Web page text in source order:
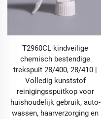
T2960CL kindveilige
chemisch bestendige
trekspuit 28/400, 28/410 |
Volledig kunststof
reinigingsspuitkop voor
huishoudelijk gebruik, auto-
wassen, haarverzorging en